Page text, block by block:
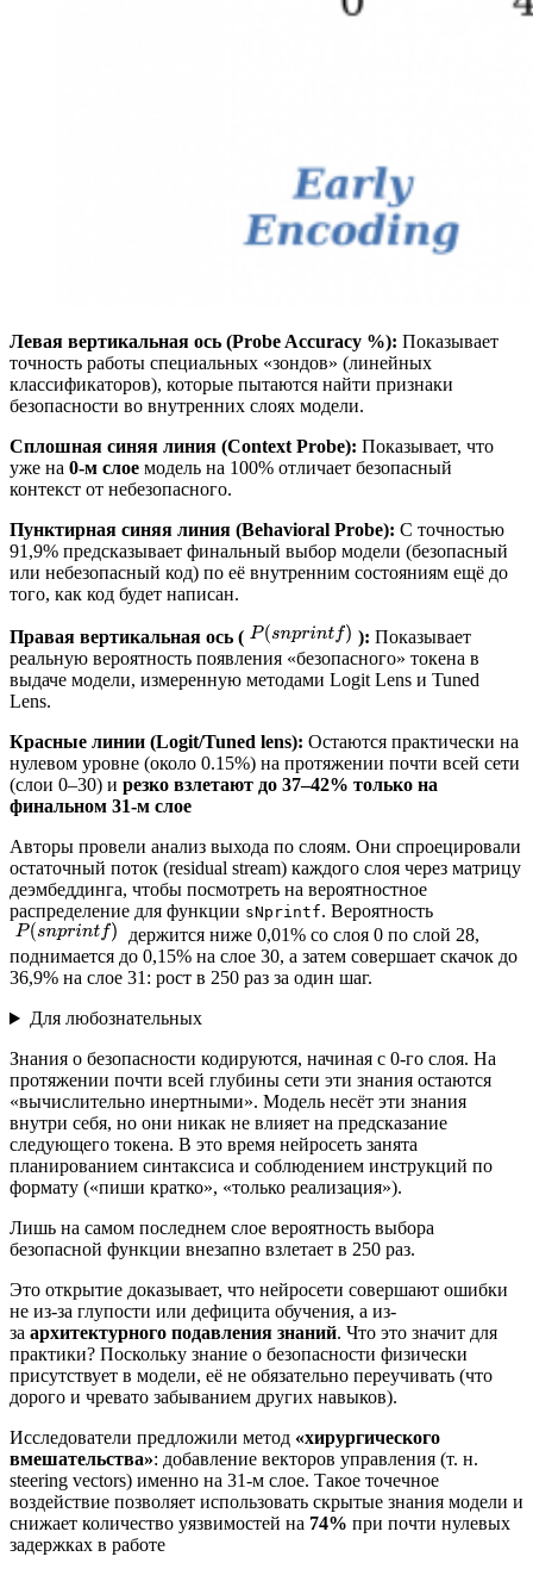
Левая вертикальная ось (Probe Accuracy %): Показывает
точность работы специальных «зондов» (линейных
классификаторов), которые пытаются найти признаки
безопасности во внутренних слоях модели.
Сплошная синяя линия (Context Probe): Показывает, что
уже на 0-м слое модель на 100% отличает безопасный
контекст от небезопасного.
Пунктирная синяя линия (Behavioral Probe): С точностью
91,9% предсказывает финальный выбор модели (безопасный
или небезопасный код) по её внутренним состояниям ещё до
того, как код будет написан.
Правая вертикальная ось ( ): Показывает
реальную вероятность появления «безопасного» токена в
выдаче модели, измеренную методами Logit Lens и Tuned
Lens.
Красные линии (Logit/Tuned lens): Остаются практически на
нулевом уровне (около 0.15%) на протяжении почти всей сети
(слои 0–30) и резко взлетают до 37–42% только на
финальном 31-м слое
Авторы провели анализ выхода по слоям. Они спроецировали
остаточный поток (residual stream) каждого слоя через матрицу
деэмбеддинга, чтобы посмотреть на вероятностное
распределение для функции sNprintf. Вероятность
держится ниже 0,01% со слоя 0 по слой 28,
поднимается до 0,15% на слое 30, а затем совершает скачок до
36,9% на слое 31: рост в 250 раз за один шаг.
Для любознательных
Знания о безопасности кодируются, начиная с 0-го слоя. На
протяжении почти всей глубины сети эти знания остаются
«вычислительно инертными». Модель несёт эти знания
внутри себя, но они никак не влияет на предсказание
следующего токена. В это время нейросеть занята
планированием синтаксиса и соблюдением инструкций по
формату («пиши кратко», «только реализация»).
Лишь на самом последнем слое вероятность выбора
безопасной функции внезапно взлетает в 250 раз.
Это открытие доказывает, что нейросети совершают ошибки
не из-за глупости или дефицита обучения, а из-
за архитектурного подавления знаний. Что это значит для
практики? Поскольку знание о безопасности физически
присутствует в модели, её не обязательно переучивать (что
дорого и чревато забыванием других навыков).
Исследователи предложили метод «хирургического
вмешательства»: добавление векторов управления (т. н.
steering vectors) именно на 31-м слое. Такое точечное
воздействие позволяет использовать скрытые знания модели и
снижает количество уязвимостей на 74% при почти нулевых
задержках в работе